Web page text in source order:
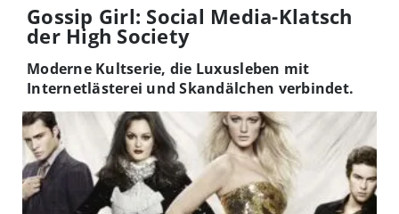
Gossip Girl: Social Media-Klatsch
der High Society
Moderne Kultserie, die Luxusleben mit
Internetlästerei und Skandälchen verbindet.